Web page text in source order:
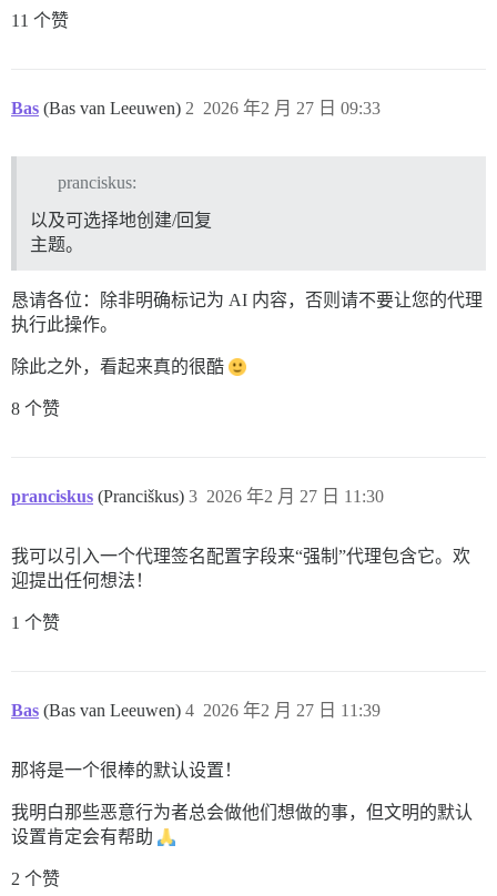
11 个赞
Bas (Bas van Leeuwen) 2026 年2 月 27 日 09:33
2
pranciskus:
以及可选择地创建/回复
主题。
恳请各位：除非明确标记为 AI 内容，否则请不要让您的代理
执行此操作。
除此之外，看起来真的很酷
8 个赞
pranciskus (Pranciškus) 2026 年2 月 27 日 11:30
3
我可以引入一个代理签名配置字段来“强制”代理包含它。欢
迎提出任何想法！
1 个赞
Bas (Bas van Leeuwen) 2026 年2 月 27 日 11:39
4
那将是一个很棒的默认设置！
我明白那些恶意行为者总会做他们想做的事，但文明的默认
设置肯定会有帮助
2 个赞